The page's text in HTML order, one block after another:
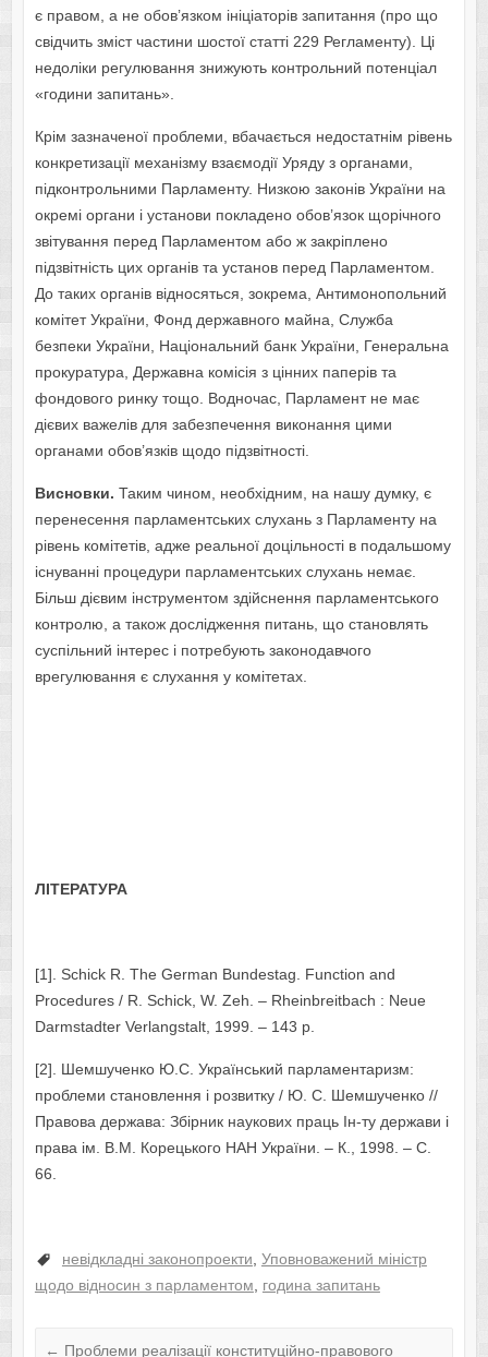
є правом, а не обов’язком ініціаторів запитання (про що
свідчить зміст частини шостої статті 229 Регламенту). Ці
недоліки регулювання знижують контрольний потенціал
«години запитань».
Крім зазначеної проблеми, вбачається недостатнім рівень
конкретизації механізму взаємодії Уряду з органами,
підконтрольними Парламенту. Низкою законів України на
окремі органи і установи покладено обов’язок щорічного
звітування перед Парламентом або ж закріплено
підзвітність цих органів та установ перед Парламентом.
До таких органів відносяться, зокрема, Антимонопольний
комітет України, Фонд державного майна, Служба
безпеки України, Національний банк України, Генеральна
прокуратура, Державна комісія з цінних паперів та
фондового ринку тощо. Водночас, Парламент не має
дієвих важелів для забезпечення виконання цими
органами обов’язків щодо підзвітності.
Висновки. Таким чином, необхідним, на нашу думку, є
перенесення парламентських слухань з Парламенту на
рівень комітетів, адже реальної доцільності в подальшому
існуванні процедури парламентських слухань немає.
Більш дієвим інструментом здійснення парламентського
контролю, а також дослідження питань, що становлять
суспільний інтерес і потребують законодавчого
врегулювання є слухання у комітетах.
ЛІТЕРАТУРА
[1]. Schick R. The German Bundestag. Function and
Procedures / R. Schick, W. Zeh. – Rheinbreitbach : Neue
Darmstadter Verlangstalt, 1999. – 143 p.
[2]. Шемшученко Ю.С. Український парламентаризм:
проблеми становлення і розвитку / Ю. С. Шемшученко //
Правова держава: Збірник наукових праць Ін-ту держави і
права ім. В.М. Корецького НАН України. – К., 1998. – С.
66.
невідкладні законопроекти, Уповноважений міністр
щодо відносин з парламентом, година запитань
← Проблеми реалізації конституційно-правового